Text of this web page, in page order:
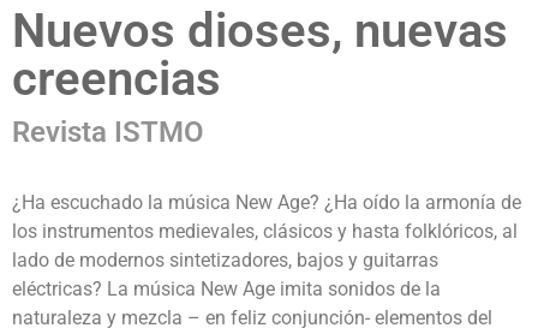
Nuevos dioses, nuevas
creencias
Revista ISTMO
¿Ha escuchado la música New Age? ¿Ha oído la armonía de
los instrumentos medievales, clásicos y hasta folklóricos, al
lado de modernos sintetizadores, bajos y guitarras
eléctricas? La música New Age imita sonidos de la
naturaleza y mezcla – en feliz conjunción- elementos del